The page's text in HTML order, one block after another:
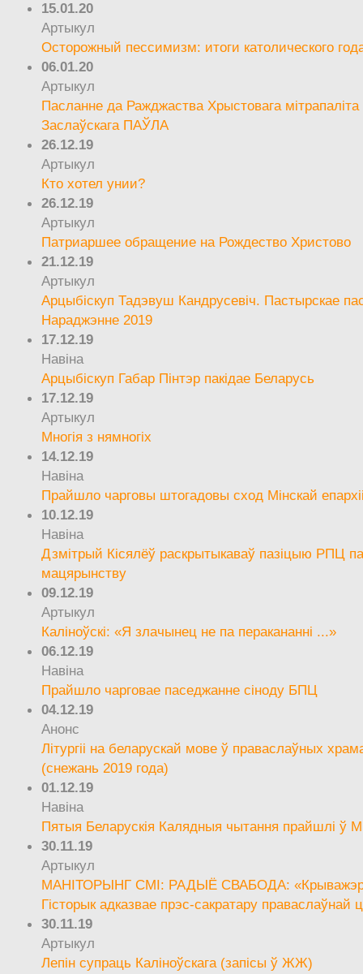
15.01.20
Артыкул
Осторожный пессимизм: итоги католического
06.01.20
Артыкул
Пасланне да Ражджаства Хрыстовага мітрапаліта
Заслаўскага ПАЎЛА
26.12.19
Артыкул
Кто хотел унии?
26.12.19
Артыкул
Патриаршее обращение на Рождество Христово
21.12.19
Артыкул
Арцыбіскуп Тадэвуш Кандрусевіч. Пастырскае
Нараджэнне 2019
17.12.19
Навіна
Арцыбіскуп Габар Пінтэр пакідае Беларусь
17.12.19
Артыкул
Многія з нямногіх
14.12.19
Навіна
Прайшло чарговы штогадовы сход Мінскай
10.12.19
Навіна
Дзмітрый Кісялёў раскрытыкаваў пазіцыю РПЦ
мацярынству
09.12.19
Артыкул
Каліноўскі: «Я злачынец не па перакананні ...»
06.12.19
Навіна
Прайшло чарговае паседжанне сіноду БПЦ
04.12.19
Анонс
Літургіі на беларускай мове ў праваслаўных
(снежань 2019 года)
01.12.19
Навіна
Пятыя Беларускія Калядныя чытання прайшлі ў
30.11.19
Артыкул
МАНІТОРЫНГ СМІ: РАДЫЁ СВАБОДА:
Гісторык адказвае прэс-сакратару праваслаўнай
30.11.19
Артыкул
Лепін супраць Каліноўскага (запісы ў ЖЖ)